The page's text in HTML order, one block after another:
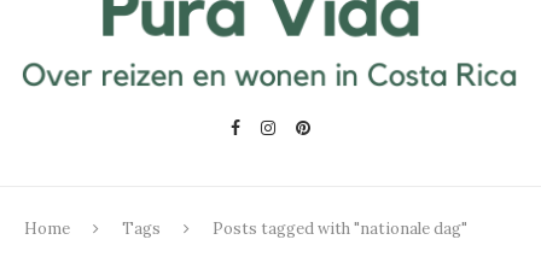
Home Tags Posts tagged with "nationale dag"